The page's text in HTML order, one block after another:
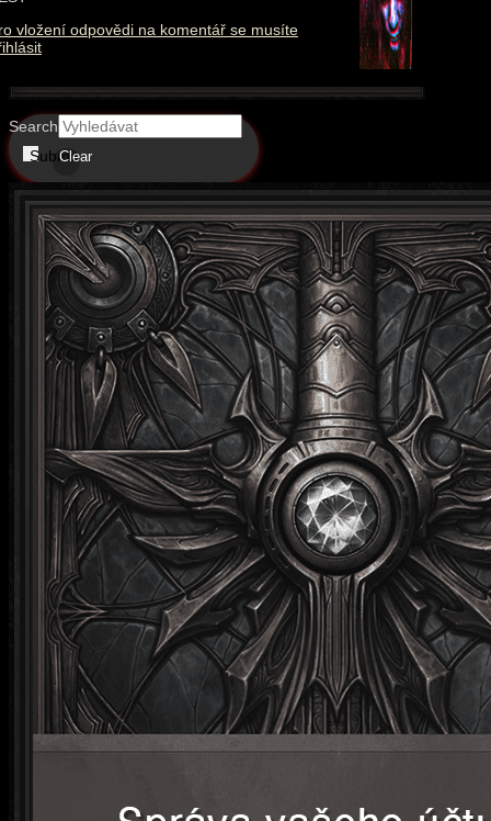
vložení odpovědi na komentář se musíte
Search
SubmitClear